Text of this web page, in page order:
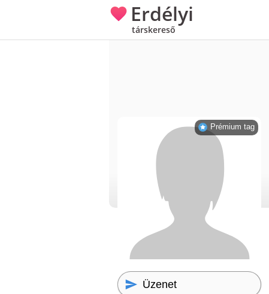
Erdélyi
társkereső
Prémium tag
Üzenet